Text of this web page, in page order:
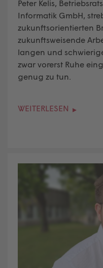
Peter Kelis,
Informatik GmbH,
zukunftsorientierten
zukunftsweisende
langen und
zwar vorerst Ruhe
genug zu tun.
WEITERLESEN